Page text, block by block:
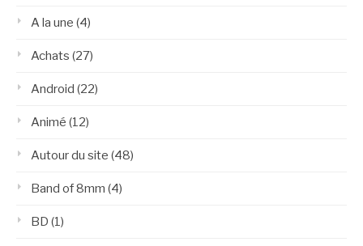
A la une (4)
Achats (27)
Android (22)
Animé (12)
Autour du site (48)
Band of 8mm (4)
BD (1)